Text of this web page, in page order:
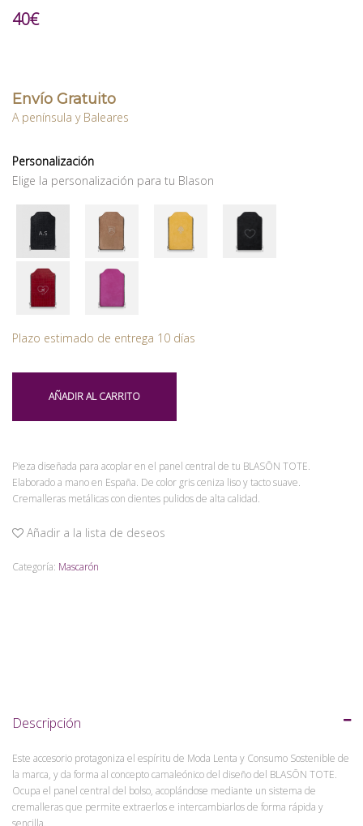
40€
Envío Gratuito
A península y Baleares
Personalización
Elige la personalización para tu Blason
Plazo estimado de entrega 10 días
AÑADIR AL CARRITO
Pieza diseñada para acoplar en el panel central de tu BLASŌN TOTE.
Elaborado a mano en España. De color gris ceniza liso y tacto suave.
Cremalleras metálicas con dientes pulidos de alta calidad.
Añadir a la lista de deseos
Categoría: Mascarón
Descripción
Este accesorio protagoniza el espíritu de Moda Lenta y Consumo Sostenible de
la marca, y da forma al concepto camaleónico del diseño del BLASŌN TOTE.
Ocupa el panel central del bolso, acoplándose mediante un sistema de
cremalleras que permite extraerlos e intercambiarlos de forma rápida y
sencilla.